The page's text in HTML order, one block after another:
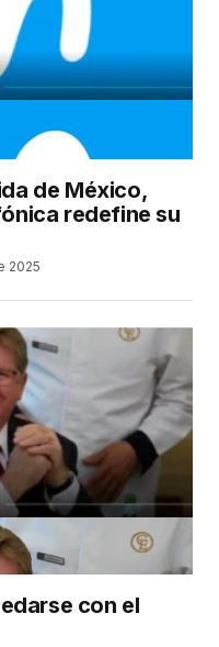
de México,
redefine su
2025
con el